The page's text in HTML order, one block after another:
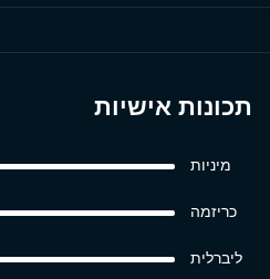
תכונות אישיות
מיניות
כריזמה
ליברלית